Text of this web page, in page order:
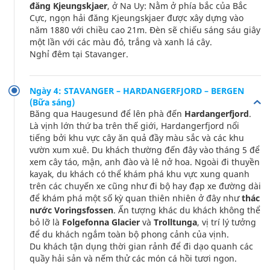
đăng Kjeungskjaer, ở Na Uy: Nằm ở phía bắc của Bắc
Cực, ngọn hải đăng Kjeungskjaer được xây dựng vào
năm 1880 với chiều cao 21m. Đèn sẽ chiếu sáng sáu giây
một lần với các màu đỏ, trắng và xanh lá cây.
Nghỉ đêm tại Stavanger.
Ngày 4: STAVANGER – HARDANGERFJORD – BERGEN
(Bữa sáng)
Băng qua Haugesund để lên phà đến Hardangerfjord.
Là vịnh lớn thứ ba trên thế giới, Hardangerfjord nổi
tiếng bởi khu vực cây ăn quả đầy màu sắc và các khu
vườn xum xuê. Du khách thường đến đây vào tháng 5 để
xem cây táo, mận, anh đào và lê nở hoa. Ngoài đi thuyền
kayak, du khách có thể khám phá khu vực xung quanh
trên các chuyến xe cũng như đi bộ hay đạp xe đường dài
để khám phá một số kỳ quan thiên nhiên ở đây nhưthác
nước Voringsfossen. Ấn tượng khác du khách không thể
bỏ lỡ là Folgefonna Glacier và Trolltunga, vị trí lý tưởng
để du khách ngắm toàn bộ phong cảnh của vịnh.
Du khách tận dụng thời gian rảnh để đi dạo quanh các
quầy hải sản và nếm thử các món cá hồi tươi ngon.